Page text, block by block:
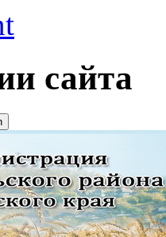
сайта